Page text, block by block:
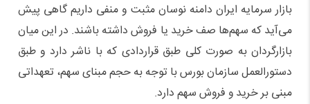
بازار سرمایه ایران دامنه نوسان مثبت و منفی داریم گاهی پیش
می‌آید که سهم‌ها صف خرید یا فروش داشته باشند. در این میان
بازارگردان به صورت کلی طبق قراردادی که با ناشر دارد و طبق
دستورالعمل سازمان بورس با توجه به حجم مبنای سهم، تعهداتی
مبنی بر خرید و فروش سهم دارد.